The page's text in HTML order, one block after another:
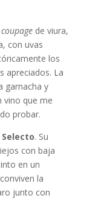
coupagede viura,
con uvas
los
apreciados. La
garnacha y
vino que me
probar.
Selecto. Su
con baja
en un
la
junto con